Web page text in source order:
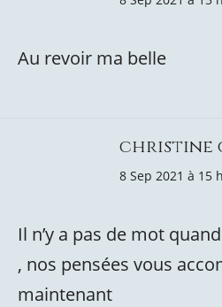
Au revoir ma belle
christine
8 Sep 2021 à 15
Il n’y a pas de mot
, nos pensées vous
maintenant